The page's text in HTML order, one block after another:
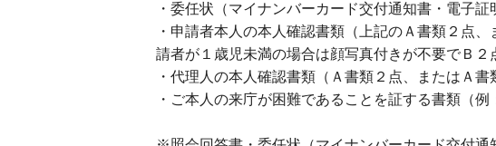
・委任状（マイナンバーカード交付通知書・電子証
・申請者本人の本人確認書類（上記のＡ書類２点
請者が１歳児未満の場合は顔写真付きが不要でＢ２
・代理人の本人確認書類（Ａ書類２点、またはＡ書
・ご本人の来庁が困難であることを証する書類（